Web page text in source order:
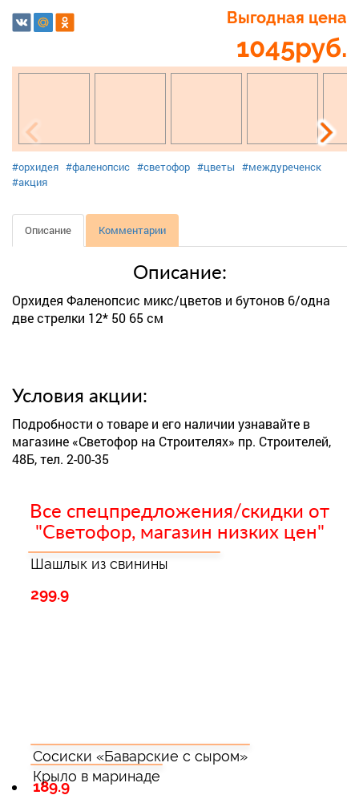
Выгодная цена
1045руб.
#орхидея #фаленопсис #светофор #цветы #междуреченск
#акция
Описание Комментарии
Описание:
Орхидея Фаленопсис микс/цветов и бутонов 6/одна
две стрелки 12* 50 65 см
Условия акции:
Подробности о товаре и его наличии узнавайте в
магазине «Светофор на Строителях» пр. Строителей,
48Б, тел. 2-00-35
Все спецпредложения/скидки от
"Светофор, магазин низких цен"
Шашлык из свинины
299.9
Крыло в маринаде
Сосиски «Баварские с сыром»
189.9